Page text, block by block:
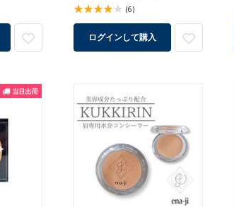
(6)
ログインして購入